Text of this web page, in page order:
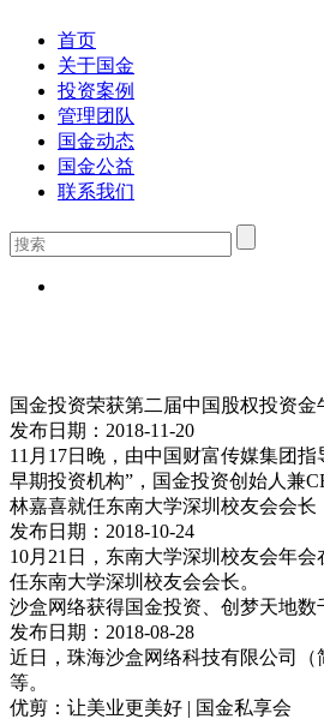
首页
关于国金
投资案例
管理团队
国金动态
国金公益
联系我们
国金投资荣获第二届中国股权投资金
发布日期：2018-11-20
11月17日晚，由中国财富传媒集团
早期投资机构”，国金投资创始人兼
林嘉喜就任东南大学深圳校友会会长
发布日期：2018-10-24
10月21日，东南大学深圳校友会年
任东南大学深圳校友会会长。
沙盒网络获得国金投资、创梦天地
发布日期：2018-08-28
近日，珠海沙盒网络科技有限公司
等。
优剪：让美业更美好 | 国金私享会